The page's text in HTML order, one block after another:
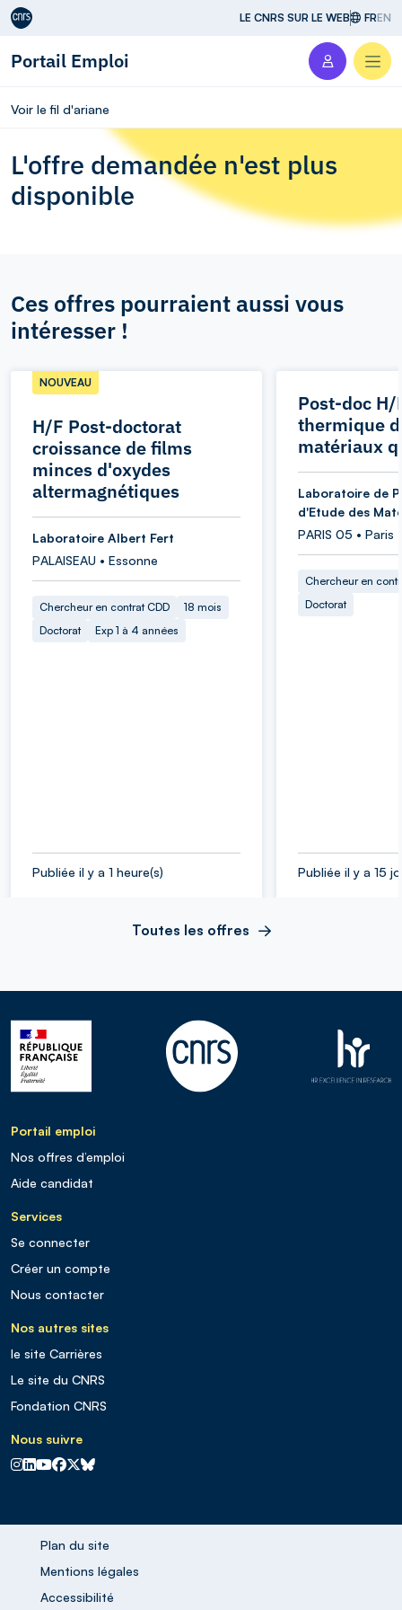
Aller au contenu LE CNRS SUR LE WEB FREN
Portail Emploi
Voir le fil d'ariane
L'offre demandée n'est plus
disponible
Ces offres pourraient aussi vous
intéresser !
H/F Post-doctorat
croissance de films
minces d'oxydes
altermagnétiques
NOUVEAU
Laboratoire Albert Fert
PALAISEAU • Essonne
Chercheur en contrat CDD
18 mois
Doctorat
Exp 1 à 4 années
Publiée il y a 1 heure(s)
Post-doc
thermique
matériaux
Laboratoire de
d'Etude des
PARIS 05 • Paris
Chercheur en
Doctorat
Publiée il y a 15
Toutes les offres
Portail emploi
Nos offres d’emploi
Aide candidat
Services
Se connecter
Créer un compte
Nous contacter
Nos autres sites
le site Carrières
Le site du CNRS
Fondation CNRS
Nous suivre
CNRS sur Instagram
CNRS sur Linkedin
CNRS sur Youtube
CNRS sur Facebook
CNRS sur X
CNRS sur Blus sky
Plan du site
Mentions légales
Accessibilité